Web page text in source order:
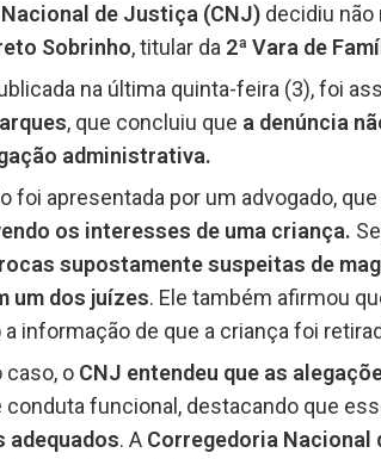
de Justiça (CNJ) decidiu
Sobrinho, titular da 2ª Vara de
na última quinta-feira (3), foi
, que concluiu que a denúncia
administrativa.
foi apresentada por um advogado,
os interesses de uma criança.
supostamente suspeitas de
um dos juízes. Ele também afirmou
informação de que a criança foi
caso, o CNJ entendeu que as
conduta funcional, destacando que
adequados. A Corregedoria Nacional